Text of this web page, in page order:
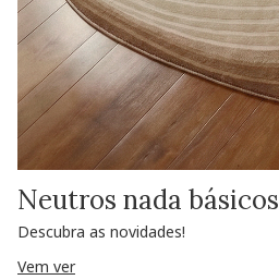
Neutros nada básicos
Descubra as novidades!
Vem ver